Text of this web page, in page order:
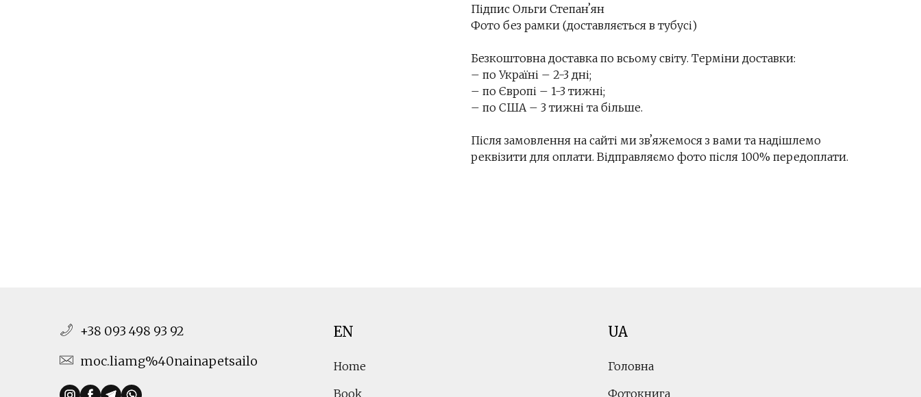
Підпис Ольги Степанʼян
Фото без рамки (доставляється в тубусі)
Безкоштовна доставка по всьому світу. Терміни доставки:
– по Україні – 2-3 дні;
– по Європі – 1-3 тижні;
– по США – 3 тижні та більше.
Після замовлення на сайті ми звʼяжемося з вами та надішлемо
реквізити для оплати. Відправляємо фото після 100% передоплати.
+38 093 498 93 92
moc.liamg%40nainapetsailo
EN
Home
Book
UA
Головна
Фотокнига